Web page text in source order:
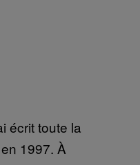
écrit toute la
1997. À